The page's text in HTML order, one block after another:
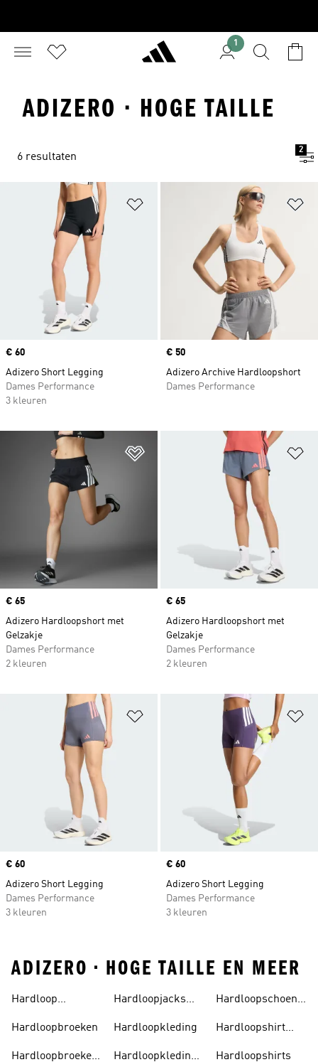
1
ADIZERO · HOGE TAILLE
6 resultaten
2
Op verlanglijst zetten
Price
€ 60
Adizero Short Legging
Dames Performance
3 kleuren
Price
€ 50
Adizero Archive Hardloopshort
Dames Performance
Op verlanglijst zetten
Price
€ 65
Adizero Hardloopshort met
Gelzakje
Dames Performance
2 kleuren
Price
€ 65
Adizero Hardloopshort met
Gelzakje
Dames Performance
2 kleuren
Op verlanglijst zetten
Price
€ 60
Adizero Short Legging
Dames Performance
3 kleuren
Price
€ 60
Adizero Short Legging
Dames Performance
3 kleuren
ADIZERO • HOGE TAILLE EN MEER
Hardloop
Hardloopbroeken
Hardloopbroeken
Hardloopjacks
Hardloopkleding
Hardloopkleding
Hardloopschoenen
Hardloopshirt
Hardloopshirts